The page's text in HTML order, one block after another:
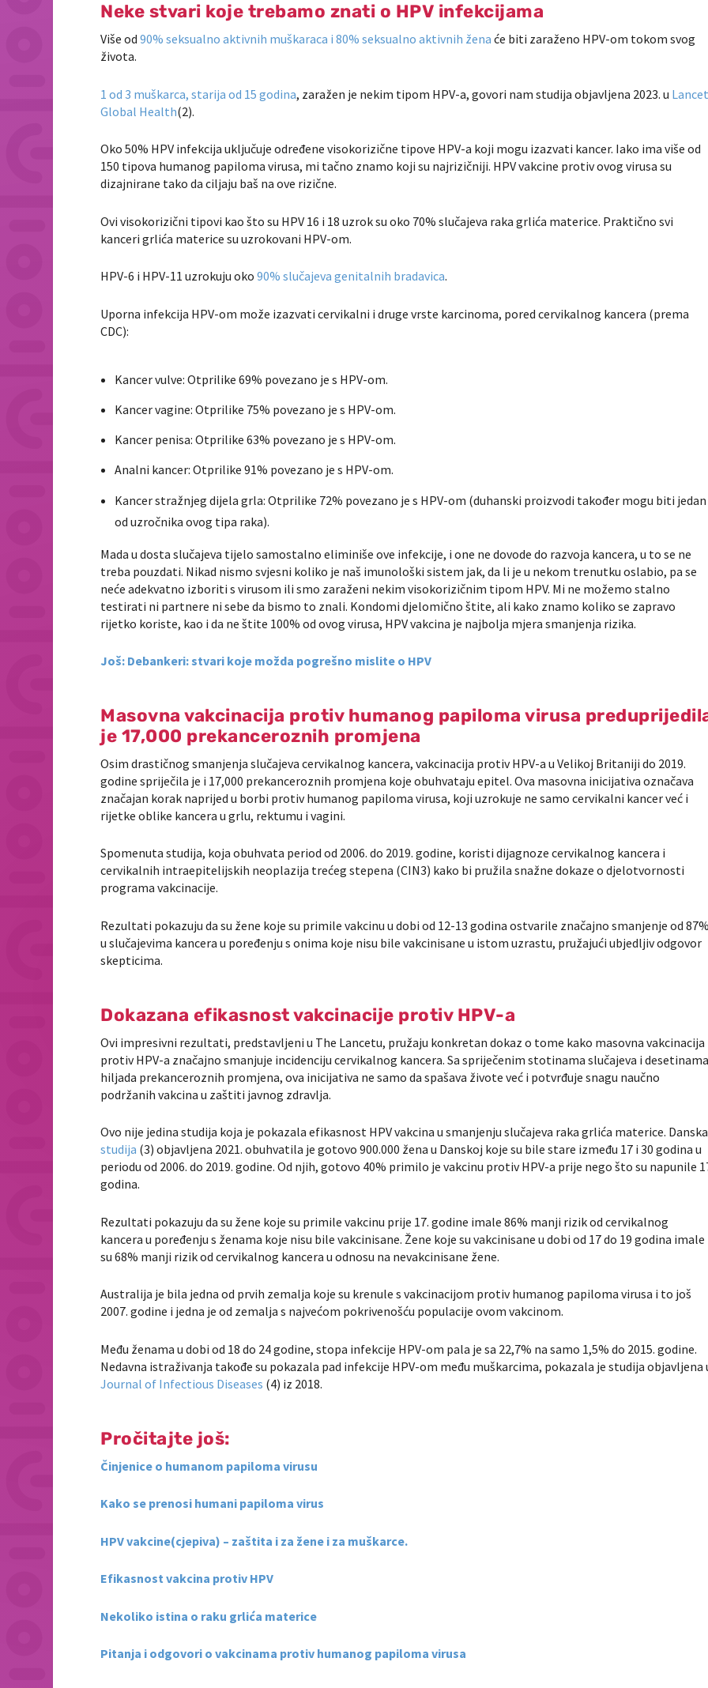
Neke stvari koje trebamo znati o HPV infekcijama
Više od90% seksualno aktivnih muškaraca i 80% seksualno aktivnih žena će biti zaraženo HPV-om tokom svog
života.
1 od 3 muškarca, starija od 15 godina, zaražen je nekim tipom HPV-a, govori nam studija objavljena 2023. u
Global Health(2).
Oko 50% HPV infekcija uključuje određene visokorizične tipove HPV-a koji mogu izazvati kancer. Iako ima više od
150 tipova humanog papiloma virusa, mi tačno znamo koji su najrizičniji. HPV vakcine protiv ovog virusa su
dizajnirane tako da ciljaju baš na ove rizične.
Ovi visokorizični tipovi kao što su HPV 16 i 18 uzrok su oko 70% slučajeva raka grlića materice. Praktično svi
kanceri grlića materice su uzrokovani HPV-om.
HPV-6 i HPV-11 uzrokuju oko90% slučajeva genitalnih bradavica.
Uporna infekcija HPV-om može izazvati cervikalni i druge vrste karcinoma, pored cervikalnog kancera (prema
CDC):
Kancer vulve: Otprilike 69% povezano je s HPV-om.
Kancer vagine: Otprilike 75% povezano je s HPV-om.
Kancer penisa: Otprilike 63% povezano je s HPV-om.
Analni kancer: Otprilike 91% povezano je s HPV-om.
Kancer stražnjeg dijela grla: Otprilike 72% povezano je s HPV-om (duhanski proizvodi također mogu biti jedan
od uzročnika ovog tipa raka).
Mada u dosta slučajeva tijelo samostalno eliminiše ove infekcije, i one ne dovode do razvoja kancera, u to se ne
treba pouzdati. Nikad nismo svjesni koliko je naš imunološki sistem jak, da li je u nekom trenutku oslabio, pa se
neće adekvatno izboriti s virusom ili smo zaraženi nekim visokorizičnim tipom HPV. Mi ne možemo stalno
testirati ni partnere ni sebe da bismo to znali. Kondomi djelomično štite, ali kako znamo koliko se zapravo
rijetko koriste, kao i da ne štite 100% od ovog virusa, HPV vakcina je najbolja mjera smanjenja rizika.
Još: Debankeri: stvari koje možda pogrešno mislite o HPV
Masovna vakcinacija protiv humanog papiloma virusa
je 17,000 prekanceroznih promjena
Osim drastičnog smanjenja slučajeva cervikalnog kancera, vakcinacija protiv HPV-a u Velikoj Britaniji do 2019.
godine spriječila je i 17,000 prekanceroznih promjena koje obuhvataju epitel. Ova masovna inicijativa označava
značajan korak naprijed u borbi protiv humanog papiloma virusa, koji uzrokuje ne samo cervikalni kancer već i
rijetke oblike kancera u grlu, rektumu i vagini.
Spomenuta studija, koja obuhvata period od 2006. do 2019. godine, koristi dijagnoze cervikalnog kancera i
cervikalnih intraepitelijskih neoplazija trećeg stepena (CIN3) kako bi pružila snažne dokaze o djelotvornosti
programa vakcinacije.
Rezultati pokazuju da su žene koje su primile vakcinu u dobi od 12-13 godina ostvarile značajno smanjenje od
u slučajevima kancera u poređenju s onima koje nisu bile vakcinisane u istom uzrastu, pružajući ubjedljiv odgovor
skepticima.
Dokazana efikasnost vakcinacije protiv HPV-a
Ovi impresivni rezultati, predstavljeni u The Lancetu, pružaju konkretan dokaz o tome kako masovna vakcinacija
protiv HPV-a značajno smanjuje incidenciju cervikalnog kancera. Sa spriječenim stotinama slučajeva i
hiljada prekanceroznih promjena, ova inicijativa ne samo da spašava živote već i potvrđuje snagu naučno
podržanih vakcina u zaštiti javnog zdravlja.
Ovo nije jedina studija koja je pokazala efikasnost HPV vakcina u smanjenju slučajeva raka grlića materice. Danska
studija (3) objavljena 2021. obuhvatila je gotovo 900.000 žena u Danskoj koje su bile stare između 17 i 30 godina u
periodu od 2006. do 2019. godine. Od njih, gotovo 40% primilo je vakcinu protiv HPV-a prije nego što su napunile
godina.
Rezultati pokazuju da su žene koje su primile vakcinu prije 17. godine imale 86% manji rizik od cervikalnog
kancera u poređenju s ženama koje nisu bile vakcinisane. Žene koje su vakcinisane u dobi od 17 do 19 godina imale
su 68% manji rizik od cervikalnog kancera u odnosu na nevakcinisane žene.
Australija je bila jedna od prvih zemalja koje su krenule s vakcinacijom protiv humanog papiloma virusa i to još
2007. godine i jedna je od zemalja s najvećom pokrivenošću populacije ovom vakcinom.
Među ženama u dobi od 18 do 24 godine, stopa infekcije HPV-om pala je sa 22,7% na samo 1,5% do 2015. godine.
Nedavna istraživanja takođe su pokazala pad infekcije HPV-om među muškarcima, pokazala je studija objavljena
Journal of Infectious Diseases (4) iz 2018.
Pročitajte još:
Činjenice o humanom papiloma virusu
Kako se prenosi humani papiloma virus
HPV vakcine(cjepiva) – zaštita i za žene i za muškarce.
Efikasnost vakcina protiv HPV
Nekoliko istina o raku grlića materice
Pitanja i odgovori o vakcinama protiv humanog papiloma virusa